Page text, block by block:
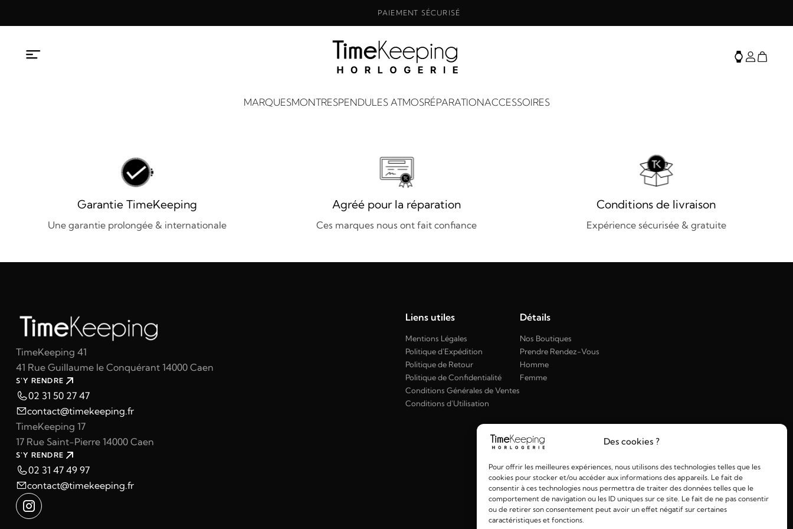
Des cookies ?
Pour offrir les meilleures expériences, nous utilisons des technologies telles que les
cookies pour stocker et/ou accéder aux informations des appareils. Le fait de
consentir à ces technologies nous permettra de traiter des données telles que le
comportement de navigation ou les ID uniques sur ce site. Le fait de ne pas consentir
ou de retirer son consentement peut avoir un effet négatif sur certaines
caractéristiques et fonctions.
PAIEMENT SÉCURISÉ
MARQUESMONTRESPENDULES ATMOSRÉPARATIONACCESSOIRES
Garantie TimeKeeping
Une garantie prolongée & internationale
Agréé pour la réparation
Ces marques nous ont fait confiance
Conditions de livraison
Expérience sécurisée & gratuite
TimeKeeping 41
41 Rue Guillaume le Conquérant 14000 Caen
S'Y RENDRE
02 31 50 27 47
contact@timekeeping.fr
TimeKeeping 17
17 Rue Saint-Pierre 14000 Caen
S'Y RENDRE
02 31 47 49 97
contact@timekeeping.fr
Liens utiles
Mentions Légales
Politique d'Expédition
Politique de Retour
Politique de Confidentialité
Conditions Générales de Ventes
Conditions d'Utilisation
Détails
Nos Boutiques
Prendre Rendez-Vous
Homme
Femme